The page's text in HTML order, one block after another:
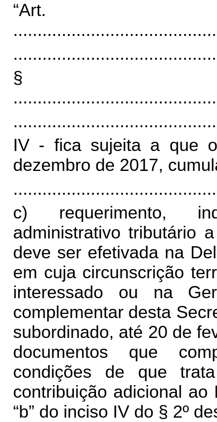
§
IV - fica sujeita a que
dezembro de 2017,
c) requerimento,
administrativo tributário
deve ser efetivada na
em cuja circunscrição
interessado ou na
complementar desta
subordinado, até 20 de
documentos que
condições de que
contribuição adicional
“b” do inciso IV do § 2º